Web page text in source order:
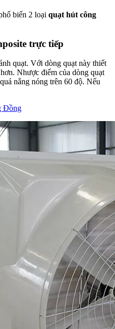
biến 2 loại quạt hút công
trực tiếp
quạt. Với dòng quạt này thiết
Nhược điểm của dòng quạt
nắng nóng trên 60 độ. Nếu
Đồng